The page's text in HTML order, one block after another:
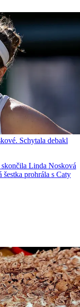
Schytala debakl
Linda Nosková
šestka prohrála s Caty